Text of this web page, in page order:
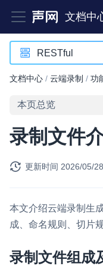
文档中
产品 解决方案
突破传统文字交互
音对话
扩展性和更优秀的
实时消息
解决方案
RESTful
RESTful
文档中心 / 云端录制 / 功
本页总览
录制文件
更新时间 2026/05/
本文介绍云端录制生
成、命名规则、切片
录制文件组成